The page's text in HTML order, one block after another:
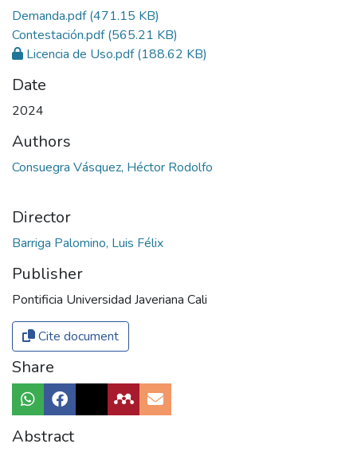
Demanda.pdf(471.15 KB)
Contestación.pdf(565.21 KB)
Licencia de Uso.pdf(188.62 KB)
Date
2024
Authors
Consuegra Vásquez, Héctor Rodolfo
Director
Barriga Palomino, Luis Félix
Publisher
Pontificia Universidad Javeriana Cali
Cite document
Share
Abstract